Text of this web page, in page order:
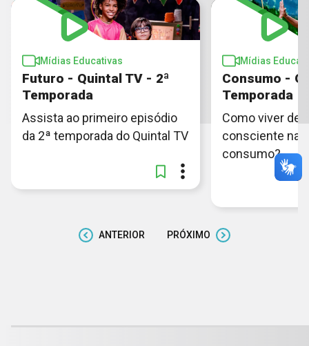
Mídias Educativas
Futuro - Quintal TV - 2ª
Temporada
Assista ao primeiro episódio
da 2ª temporada do Quintal TV
Mídias
Consumo -
Temporada
Como viver de
consciente na
consumo?
ANTERIOR PRÓXIMO